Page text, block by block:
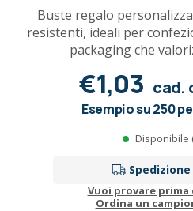
Buste regalo
resistenti, ideali per
packaging che
€1,03 cad.
Esempio su 250
Disponibile
Vuoi provare prima
Ordina un